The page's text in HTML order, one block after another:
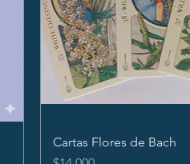
Cartas Flores de Bach